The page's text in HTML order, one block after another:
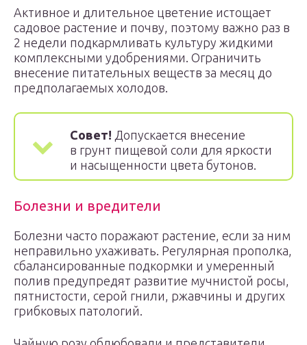
Активное и длительное цветение истощает
садовое растение и почву, поэтому важно раз в
2 недели подкармливать культуру жидкими
комплексными удобрениями. Ограничить
внесение питательных веществ за месяц до
предполагаемых холодов.
Совет! Допускается внесение
в грунт пищевой соли для яркости
и насыщенности цвета бутонов.
Болезни и вредители
Болезни часто поражают растение, если за ним
неправильно ухаживать. Регулярная прополка,
сбалансированные подкормки и умеренный
полив предупредят развитие мучнистой росы,
пятнистости, серой гнили, ржавчины и других
грибковых патологий.